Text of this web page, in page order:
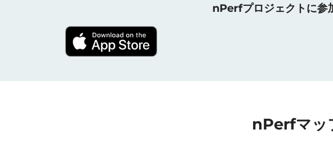
nPerfプロジェクトに参
nPerfマッ